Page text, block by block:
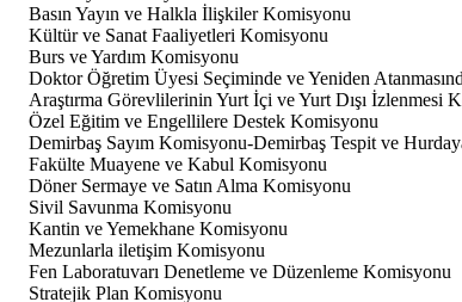
Basın Yayın ve Halkla İlişkiler Komisyonu
Kültür ve Sanat Faaliyetleri Komisyonu
Burs ve Yardım Komisyonu
Doktor Öğretim Üyesi Seçiminde ve Yeniden
Araştırma Görevlilerinin Yurt İçi ve Yurt Dışı İzlenmesi
Özel Eğitim ve Engellilere Destek Komisyonu
Demirbaş Sayım Komisyonu-Demirbaş Tespit ve
Fakülte Muayene ve Kabul Komisyonu
Döner Sermaye ve Satın Alma Komisyonu
Sivil Savunma Komisyonu
Kantin ve Yemekhane Komisyonu
Mezunlarla iletişim Komisyonu
Fen Laboratuvarı Denetleme ve Düzenleme Komisyonu
Stratejik Plan Komisyonu